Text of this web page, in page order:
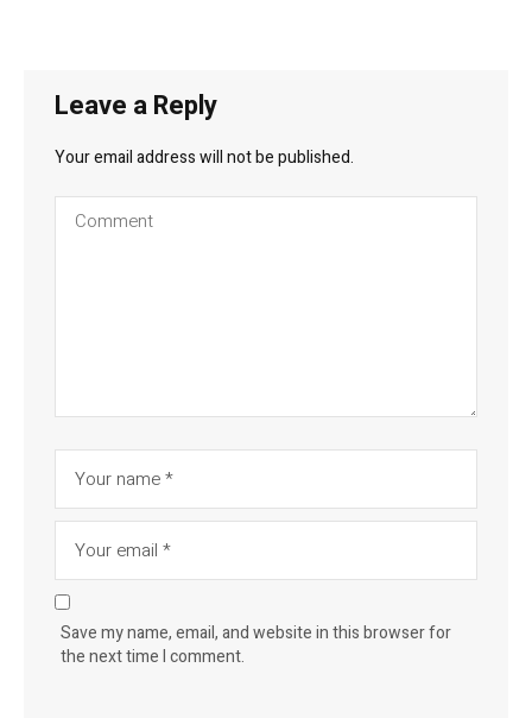
Leave a Reply
Your email address will not be published.
Save my name, email, and website in this browser for
the next time I comment.